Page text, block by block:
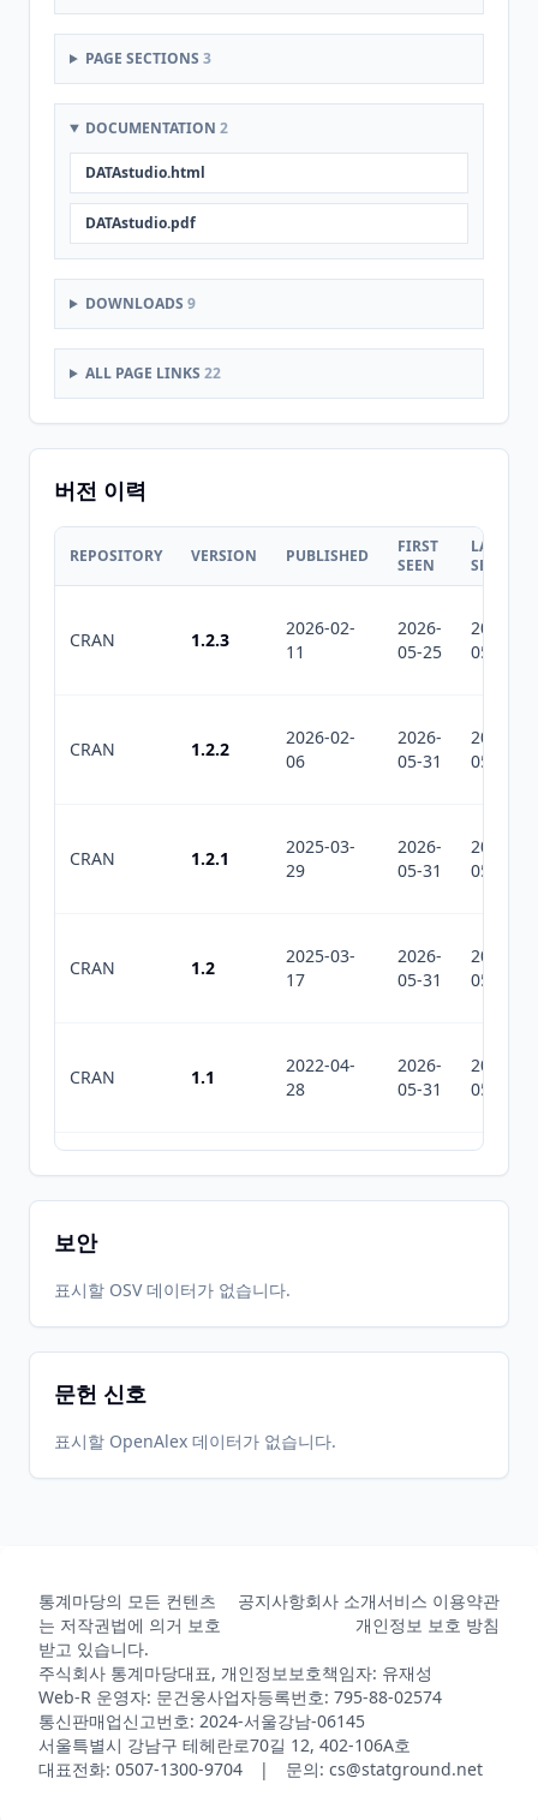
PAGE SECTIONS 3
DOCUMENTATION 2
DATAstudio.html
DATAstudio.pdf
DOWNLOADS 9
ALL PAGE LINKS 22
버전 이력
REPOSITORY VERSION PUBLISHED
FIRST
SEEN
LAST
SEEN
CRAN 1.2.3
2026-02-
11
2026-
05-25
2026-
05-31
CRAN 1.2.2
2026-02-
06
2026-
05-31
2026-
05-31
CRAN 1.2.1
2025-03-
29
2026-
05-31
2026-
05-31
CRAN 1.2
2025-03-
17
2026-
05-31
2026-
05-31
CRAN 1.1
2022-04-
28
2026-
05-31
2026-
05-31
2022-04-
13
2026-
05-31
2026-
05-31
CRAN 1.2.4
보안
표시할 OSV 데이터가 없습니다.
문헌 신호
표시할 OpenAlex 데이터가 없습니다.
통계마당의 모든 컨텐츠
는 저작권법에 의거 보호
받고 있습니다.
공지사항회사 소개서비스 이용약관
개인정보 보호 방침
주식회사 통계마당대표, 개인정보보호책임자: 유재성
Web-R 운영자: 문건웅사업자등록번호: 795-88-02574
통신판매업신고번호: 2024-서울강남-06145
서울특별시 강남구 테헤란로70길 12, 402-106A호
대표전화: 0507-1300-9704 | 문의: cs@statground.net